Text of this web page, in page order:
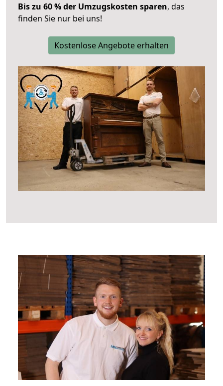
Bis zu 60 % der Umzugskosten sparen, das
finden Sie nur bei uns!
Kostenlose Angebote erhalten